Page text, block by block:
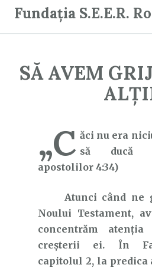
Fundația S.E.E.R.
SĂ AVEM
„C ăci nu era
să ducă
apostolilor 4:34)
Atunci când ne
Noului Testament,
concentrăm
creșterii ei. În
capitolul 2, la predica